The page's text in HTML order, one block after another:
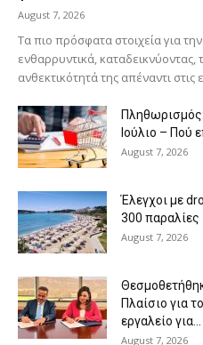
August 7, 2026
Τα πιο πρόσφατα στοιχεία για
ενθαρρυντικά,
ανθεκτικότητά της απέναντι στις
Ιούλιο – Πού
August 7, 2026
Έλεγχοι με
300 παραλίες
August 7, 2026
Πλαίσιο για
εργαλείο για...
August 7, 2026